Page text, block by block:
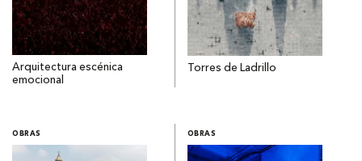
Arquitectura escénica
emocional
Torres de Ladrillo
OBRAS OBRAS